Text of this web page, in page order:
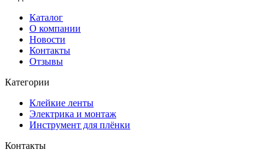
Каталог
О компании
Новости
Контакты
Отзывы
Категории
Клейкие ленты
Электрика и монтаж
Инструмент для плёнки
Контакты